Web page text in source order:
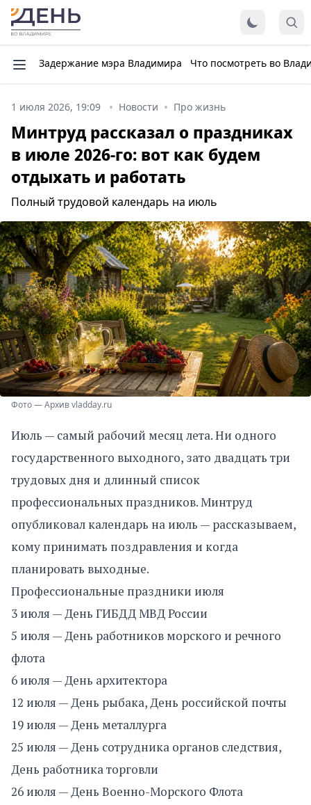
Задержание мэра Владимира Что посмотреть во
1 июля 2026, 19:09 Новости Про жизнь
Минтруд рассказал о праздниках
в июле 2026-го: вот как будем
отдыхать и работать
Полный трудовой календарь на июль
Фото — Архив vladday.ru
Июль — самый рабочий месяц лета. Ни одного
государственного выходного, зато двадцать три
трудовых дня и длинный список
профессиональных праздников. Минтруд
опубликовал календарь на июль — рассказываем,
кому принимать поздравления и когда
планировать выходные.
Профессиональные праздники июля
3 июля — День ГИБДД МВД России
5 июля — День работников морского и речного
флота
6 июля — День архитектора
12 июля — День рыбака, День российской почты
19 июля — День металлурга
25 июля — День сотрудника органов следствия,
День работника торговли
26 июля — День Военно-Морского Флота